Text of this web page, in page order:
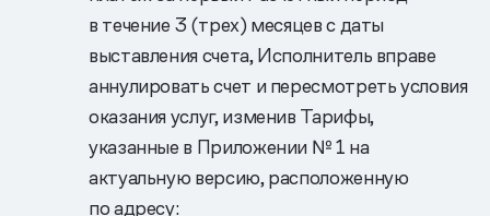
в течение 3 (трех) месяцев с даты
выставления счета, Исполнитель вправе
аннулировать счет и пересмотреть условия
оказания услуг, изменив Тарифы,
указанные в Приложении № 1 на
актуальную версию, расположенную
по адресу: